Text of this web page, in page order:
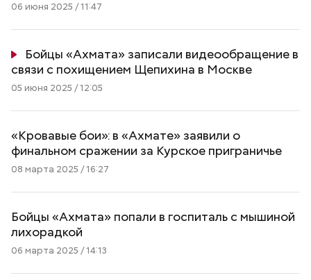
06 июня 2025 / 11:47
Бойцы «Ахмата» записали видеообращение в
связи с похищением Щепихина в Москве
05 июня 2025 / 12:05
«Кровавые бои»: в «Ахмате» заявили о
финальном сражении за Курское приграничье
08 марта 2025 / 16:27
Бойцы «Ахмата» попали в госпиталь с мышиной
лихорадкой
06 марта 2025 / 14:13